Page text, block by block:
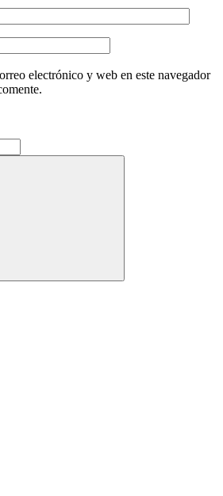
electrónico y web en este navegador